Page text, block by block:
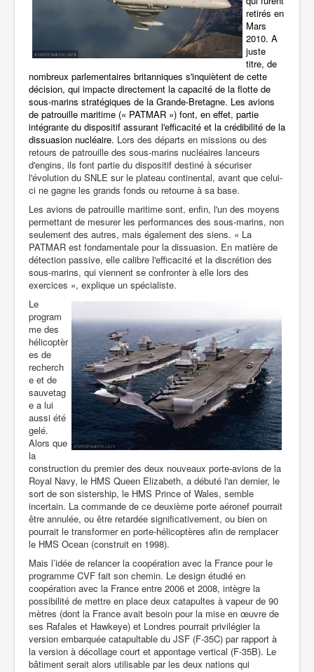
retirés en
Mars
2010. A
juste
titre, de
nombreux parlementaires britanniques s'inquiètent de cette
décision, qui impacte directement la capacité de la flotte de
sous-marins stratégiques de la Grande-Bretagne. Les avions
de patrouille maritime (« PATMAR ») font, en effet, partie
intégrante du dispositif assurant l'efficacité et la crédibilité de la
dissuasion nucléaire. Lors des départs en missions ou des
retours de patrouille des sous-marins nucléaires lanceurs
d'engins, ils font partie du dispositif destiné à sécuriser
l'évolution du SNLE sur le plateau continental, avant que celui-
ci ne gagne les grands fonds ou retourne à sa base.
Les avions de patrouille maritime sont, enfin, l'un des moyens
permettant de mesurer les performances des sous-marins, non
seulement des autres, mais également des siens. « La
PATMAR est fondamentale pour la dissuasion. En matière de
détection passive, elle calibre l'efficacité et la discrétion des
sous-marins, qui viennent se confronter à elle lors des
exercices », explique un spécialiste.
Le
program
me des
hélicoptèr
es de
recherch
e et de
sauvetag
e a lui
aussi été
gelé.
Alors que
la
construction du premier des deux nouveaux porte-avions de la
Royal Navy, le HMS Queen Elizabeth, a débuté l'an dernier, le
sort de son sistership, le HMS Prince of Wales, semble
incertain. La commande de ce deuxième porte aéronef pourrait
être annulée, ou être retardée significativement, ou bien on
pourrait le transformer en porte-hélicoptères afin de remplacer
le HMS Ocean (construit en 1998).
Mais l’idée de relancer la coopération avec la France pour le
programme CVF fait son chemin. Le design étudié en
coopération avec la France entre 2006 et 2008, intègre la
possibilité de mettre en place deux catapultes à vapeur de 90
mètres (dont la France avait besoin pour la mise en œuvre de
ses Rafales et Hawkeye) et Londres pourrait privilégier la
version embarquée catapultable du JSF (F-35C) par rapport à
la version à décollage court et appontage vertical (F-35B). Le
bâtiment serait alors utilisable par les deux nations qui